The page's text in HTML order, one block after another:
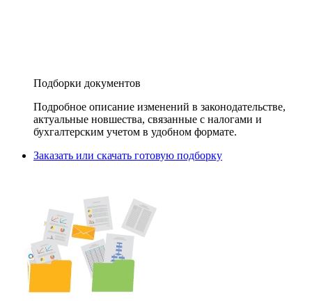
Подборки документов
Подробное описание изменений в законодательстве,
актуальные новшества, связанные с налогами и
бухгалтерским учетом в удобном формате.
Заказать или скачать готовую подборку